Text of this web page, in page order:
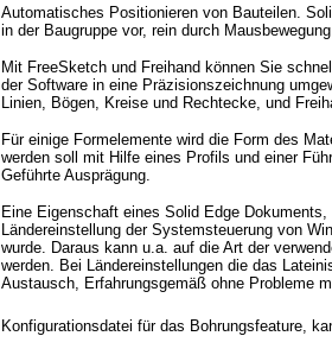
Automatisches Positionieren von Bauteilen.
in der Baugruppe vor, rein durch
Mit FreeSketch und Freihand können Sie
der Software in eine Präzisionszeichnung
Linien, Bögen, Kreise und Rechtecke, und
Für einige Formelemente wird die Form des
werden soll mit Hilfe eines Profils und einer
Geführte Ausprägung.
Eine Eigenschaft eines Solid Edge
Ländereinstellung der Systemsteuerung von
wurde. Daraus kann u.a. auf die Art der
werden. Bei Ländereinstellungen die das
Austausch, Erfahrungsgemäß ohne Probleme
Konfigurationsdatei für das Bohrungsfeature,